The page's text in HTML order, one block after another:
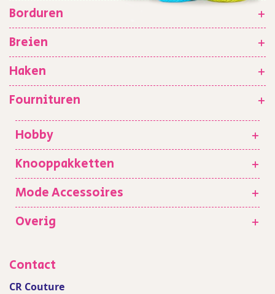
Borduren
+
Breien
+
Haken
+
Fournituren
+
Hobby
+
Knooppakketten
+
Mode Accessoires
+
Overig
+
Contact
CR Couture